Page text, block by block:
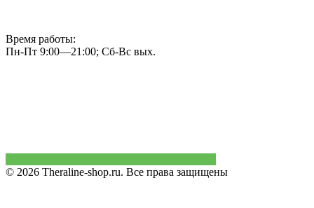
Время работы:
Пн-Пт 9:00—21:00; Сб-Вс вых.
© 2026 Theraline-shop.ru. Все права защищены